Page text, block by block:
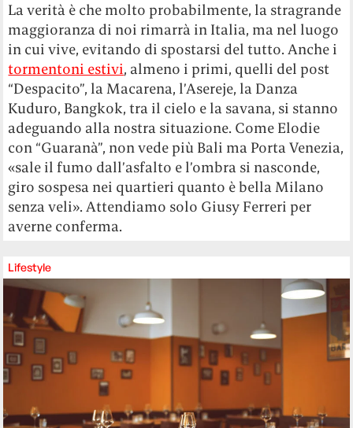
La verità è che molto probabilmente, la stragrande
maggioranza di noi rimarrà in Italia, ma nel luogo
in cui vive, evitando di spostarsi del tutto. Anche i
tormentoni estivi, almeno i primi, quelli del post
“Despacito”, la Macarena, l’Asereje, la Danza
Kuduro, Bangkok, tra il cielo e la savana, si stanno
adeguando alla nostra situazione. Come Elodie
con “Guaranà”, non vede più Bali ma Porta Venezia,
«sale il fumo dall’asfalto e l’ombra si nasconde,
giro sospesa nei quartieri quanto è bella Milano
senza veli». Attendiamo solo Giusy Ferreri per
averne conferma.
Lifestyle